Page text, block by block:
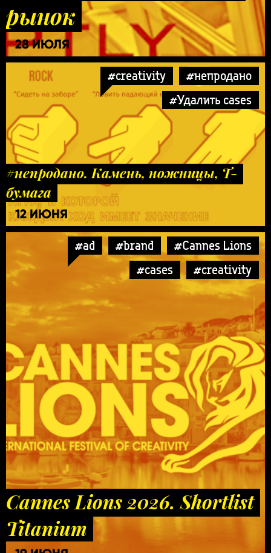
рынок
28 ИЮЛЯ
#creativity
#непродано
#Удалить cases
#непродано. Камень, ножницы, Т-
бумага
12 ИЮНЯ
#ad #brand
#Cannes Lions
#cases
#creativity
Cannes Lions 2026. Shortlist
Titanium